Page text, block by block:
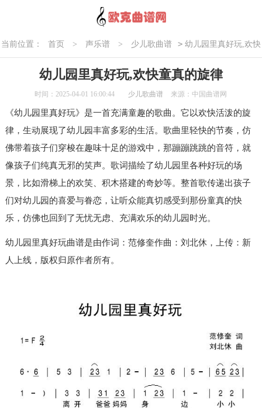
当前位置： 首页 > 声乐谱 > 少儿歌曲谱 > 幼儿园里真好玩,欢快
幼儿园里真好玩,欢快童真的旋律
时间：2025-04-01 16:00:44 少儿歌曲谱 来源：中国曲谱网
《幼儿园里真好玩》是一首充满童趣的歌曲。它以欢快活泼的旋
律，生动展现了幼儿园丰富多彩的生活。歌曲里轻快的节奏，仿
佛带着孩子们穿梭在趣味十足的游戏中，那蹦蹦跳跳的音符，就
像孩子们纯真无邪的笑声。歌词描绘了幼儿园里各种好玩的场
景，比如滑梯上的欢笑、积木搭建的奇妙等。整首歌传递出孩子
们对幼儿园的喜爱与眷恋，让听众能真切感受到那份童真的快
乐，仿佛也回到了无忧无虑、充满欢乐的幼儿园时光。
幼儿园里真好玩曲谱是由作词：范修奎作曲：刘北休，上传：新
人上线，版权归原作者所有。